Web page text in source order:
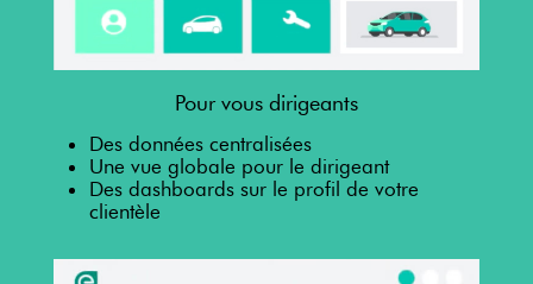
Pour vous dirigeants
Des données centralisées
Une vue globale pour le dirigeant
Des dashboards sur le profil de votre
clientèle